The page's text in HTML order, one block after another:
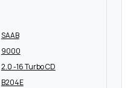
SAAB
9000
2.0 -16 Turbo CD
B204E